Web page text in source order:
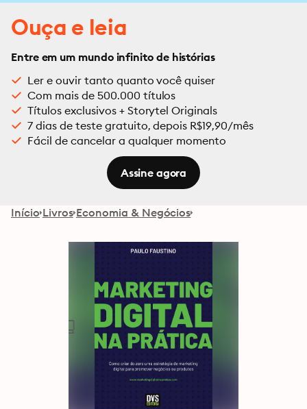
Ouça e leia
Entre em um mundo infinito de histórias
Ler e ouvir tanto quanto você quiser
Com mais de 500.000 títulos
Títulos exclusivos + Storytel Originals
7 dias de teste gratuito, depois R$19,90/mês
Fácil de cancelar a qualquer momento
Assine agora
Início Livros Economia & Negócios